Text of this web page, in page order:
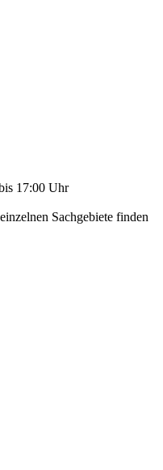
17:00 Uhr
Sachgebiete finden